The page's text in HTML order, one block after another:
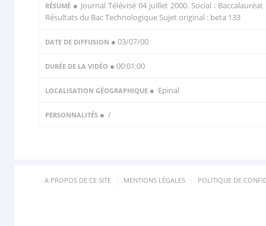
RÉSUMÉ ● Journal Télévisé 04 juillet 2000. Social : Baccalauréat
Résultats du Bac Technologique Sujet original : beta 133
DATE DE DIFFUSION ● 03/07/00
DURÉE DE LA VIDÉO ● 00:01:00
LOCALISATION GÉOGRAPHIQUE ● Epinal
PERSONNALITÉS ● /
A PROPOS DE CE SITE MENTIONS LÉGALES POLITIQUE DE